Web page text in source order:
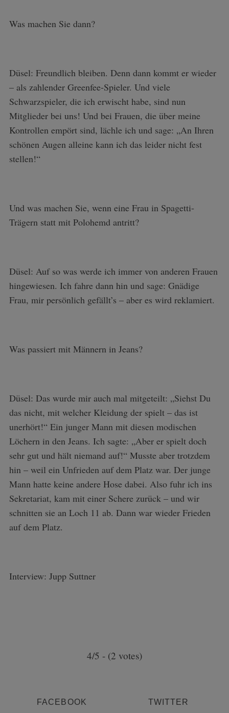
Was machen Sie dann?
Düsel: Freundlich bleiben. Denn dann kommt er wieder
– als zahlender Greenfee-Spieler. Und viele
Schwarzspieler, die ich erwischt habe, sind nun
Mitglieder bei uns! Und bei Frauen, die über meine
Kontrollen empört sind, lächle ich und sage: „An Ihren
schönen Augen alleine kann ich das leider nicht fest
stellen!“
Und was machen Sie, wenn eine Frau in Spagetti-
Trägern statt mit Polohemd antritt?
Düsel: Auf so was werde ich immer von anderen Frauen
hingewiesen. Ich fahre dann hin und sage: Gnädige
Frau, mir persönlich gefällt’s – aber es wird reklamiert.
Was passiert mit Männern in Jeans?
Düsel: Das wurde mir auch mal mitgeteilt: „Siehst Du
das nicht, mit welcher Kleidung der spielt – das ist
unerhört!“ Ein junger Mann mit diesen modischen
Löchern in den Jeans. Ich sagte: „Aber er spielt doch
sehr gut und hält niemand auf!“ Musste aber trotzdem
hin – weil ein Unfrieden auf dem Platz war. Der junge
Mann hatte keine andere Hose dabei. Also fuhr ich ins
Sekretariat, kam mit einer Schere zurück – und wir
schnitten sie an Loch 11 ab. Dann war wieder Frieden
auf dem Platz.
Interview: Jupp Suttner
4/5 - (2 votes)
FACEBOOK TWITTER